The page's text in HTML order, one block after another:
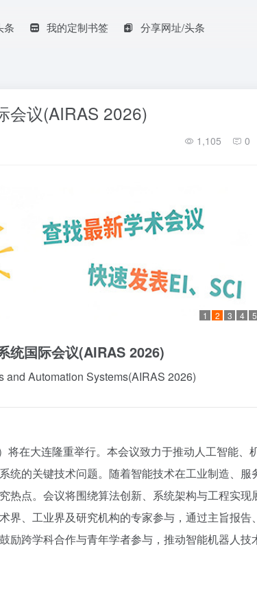
条 我的定制书签 分享网址/头条
会议(AIRAS 2026)
1,105 0
1 2 3 4 5
统国际会议(AIRAS 2026)
Automation Systems(AIRAS 2026)
在大连隆重举行。本会议致力于推动人工智能、
统的关键技术问题。随着智能技术在工业制造、服
热点。会议将围绕算法创新、系统架构与工程实现
界、工业界及研究机构的专家参与，通过主旨报告
励跨学科合作与青年学者参与，推动智能机器人技